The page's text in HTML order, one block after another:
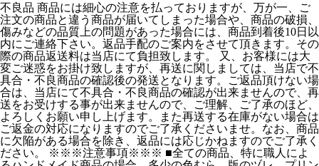
不良品 商品には細心の注意を払っておりますが、万が一、ご
注文の商品と違う商品が届いてしまった場合や、商品の破損、
傷みなどの品質上の問題があった場合には、商品到着後10日以
内にご連絡下さい。返品手配のご案内をさせて頂きます。その
際の商品返送料は当店にて負担致します。 又、お客様には大
変ご迷惑をお掛け致しますが、再送に関しましては、当店で不
具合・不良商品の確認後の発送となります。ご返品頂けない場
合は、当店にて不具合・不良商品の確認が出来ませんので、再
送をお受けする事が出来ませんので、ご理解、ご了承のほど、
よろしくお願い申し上げます。また再送する在庫がない場合は
ご返金の対応になりますのでご了承くださいませ。なお、商品
に欠陥がある場合を除き、返品には応じかねますのでご了承く
ださい。 ※※※注意事項※※※ ■全ての商品、特に職人によ